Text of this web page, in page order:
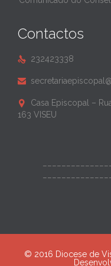
Contactos
 232423338


Casa Episcopal –
163 VISEU
© 2016 Diocese de